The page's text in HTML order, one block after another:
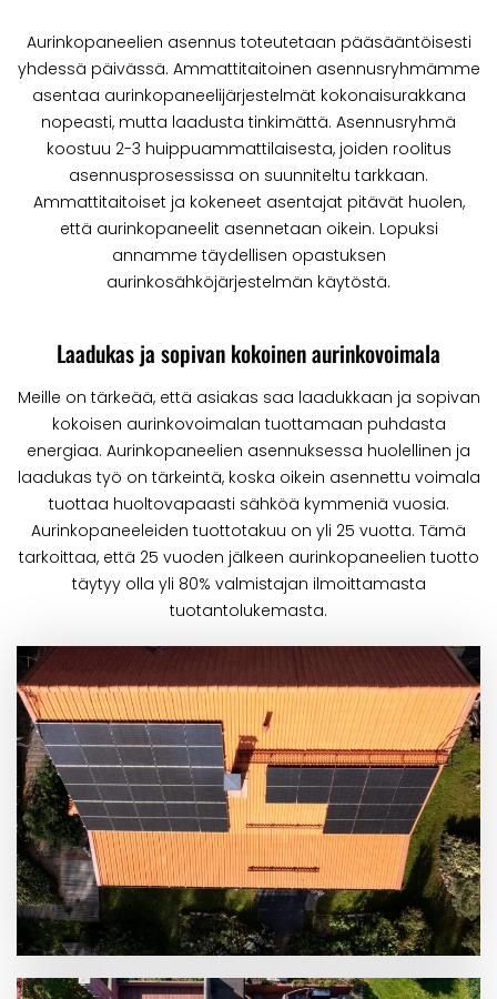
Aurinkopaneelien asennus toteutetaan pääsääntöisesti
yhdessä päivässä. Ammattitaitoinen asennusryhmämme
asentaa aurinkopaneelijärjestelmät kokonaisurakkana
nopeasti, mutta laadusta tinkimättä. Asennusryhmä
koostuu 2-3 huippuammattilaisesta, joiden roolitus
asennusprosessissa on suunniteltu tarkkaan.
Ammattitaitoiset ja kokeneet asentajat pitävät huolen,
että aurinkopaneelit asennetaan oikein. Lopuksi
annamme täydellisen opastuksen
aurinkosähköjärjestelmän käytöstä.
Laadukas ja sopivan kokoinen aurinkovoimala
Meille on tärkeää, että asiakas saa laadukkaan ja sopivan
kokoisen aurinkovoimalan tuottamaan puhdasta
energiaa. Aurinkopaneelien asennuksessa huolellinen ja
laadukas työ on tärkeintä, koska oikein asennettu voimala
tuottaa huoltovapaasti sähköä kymmeniä vuosia.
Aurinkopaneeleiden tuottotakuu on yli 25 vuotta. Tämä
tarkoittaa, että 25 vuoden jälkeen aurinkopaneelien tuotto
täytyy olla yli 80% valmistajan ilmoittamasta
tuotantolukemasta.